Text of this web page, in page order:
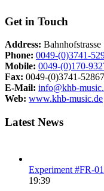
Get in Touch
Address:
Phone: 0049-(0)3741-
Mobile: 0049-(0)170-
Fax: 0049-(0)3741-
E-Mail: info@khb-
Web: www.khb-music.de
Latest News
Experiment #FR-
19:39